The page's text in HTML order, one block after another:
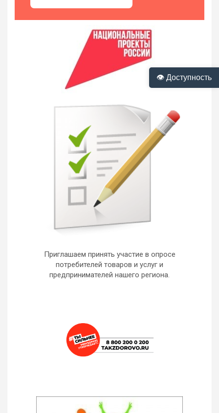
👁 Доступность
Приглашаем принять участие в опросе
потребителей товаров и услуг и
предпринимателей нашего региона.